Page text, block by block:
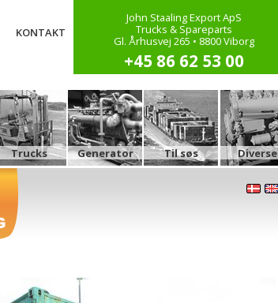
John Staaling Export ApS
Trucks & Spareparts
Gl. Århusvej 265 • 8800 Viborg
+45 86 62 53 00
KONTAKT
Trucks Generator Til søs Diverse